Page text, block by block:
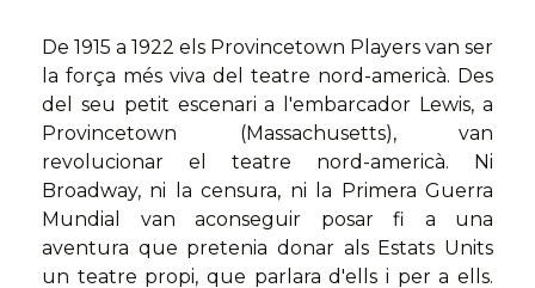
De 1915 a 1922 els Provincetown Players van ser
la força més viva del teatre nord-americà. Des
del seu petit escenari a l'embarcador Lewis, a
Provincetown (Massachusetts), van
revolucionar el teatre nord-americà. Ni
Broadway, ni la censura, ni la Primera Guerra
Mundial van aconseguir posar fi a una
aventura que pretenia donar als Estats Units
un teatre propi, que parlara d'ells i per a ells.